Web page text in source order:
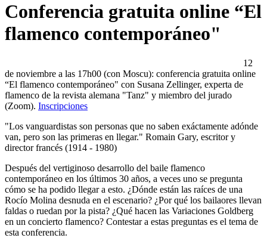
Сonferencia gratuita online “El
flamenco contemporáneo"
12
de noviembre a las 17h00 (con Moscu): conferencia gratuita online
“El flamenco contemporáneo" con Susana Zellinger, experta de
flamenco de la revista alemana "Tanz" y miembro del jurado
(Zoom). Inscripciones
"Los vanguardistas son personas que no saben exáctamente adónde
van, pero son las primeras en llegar." Romain Gary, escritor y
director francés (1914 - 1980)
Después del vertiginoso desarrollo del baile flamenco
contemporáneo en los últimos 30 años, a veces uno se pregunta
cómo se ha podido llegar a esto. ¿Dónde están las raíces de una
Rocío Molina desnuda en el escenario? ¿Por qué los bailaores llevan
faldas o ruedan por la pista? ¿Qué hacen las Variaciones Goldberg
en un concierto flamenco? Contestar a estas preguntas es el tema de
esta conferencia.